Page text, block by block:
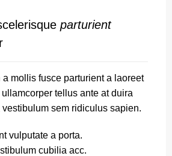
parturient
a mollis fusce parturient a laoreet
tellus ante at duira
sem ridiculus sapien.
vulputate a porta.
cubilia acc.